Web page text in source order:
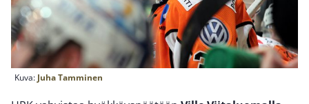
Kuva: Juha Tamminen